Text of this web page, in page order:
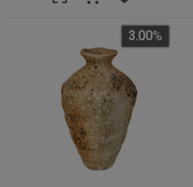
3.00%